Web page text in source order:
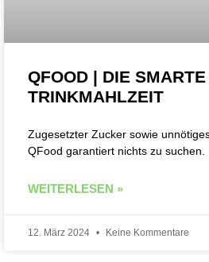
QFOOD | DIE SMARTE
TRINKMAHLZEIT
Zugesetzter Zucker sowie
QFood garantiert nichts zu suchen.
WEITERLESEN »
12. März 2024 Keine Kommentare